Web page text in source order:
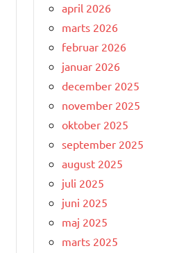
april 2026
marts 2026
februar 2026
januar 2026
december 2025
november 2025
oktober 2025
september 2025
august 2025
juli 2025
juni 2025
maj 2025
marts 2025